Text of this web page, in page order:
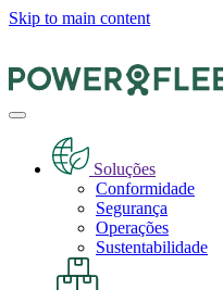
Skip to main content
Soluções
Conformidade
Segurança
Operações
Sustentabilidade